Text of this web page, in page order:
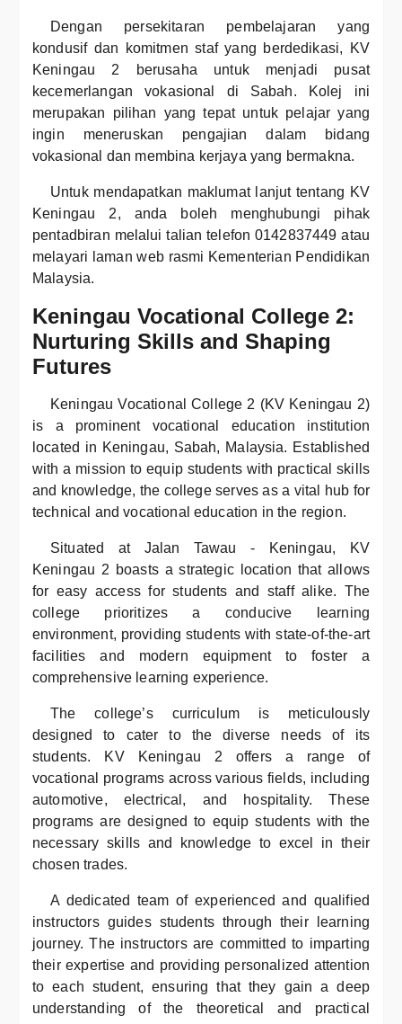
Dengan persekitaran pembelajaran yang
kondusif dan komitmen staf yang berdedikasi, KV
Keningau 2 berusaha untuk menjadi pusat
kecemerlangan vokasional di Sabah. Kolej ini
merupakan pilihan yang tepat untuk pelajar yang
ingin meneruskan pengajian dalam bidang
vokasional dan membina kerjaya yang bermakna.
Untuk mendapatkan maklumat lanjut tentang KV
Keningau 2, anda boleh menghubungi pihak
pentadbiran melalui talian telefon 0142837449 atau
melayari laman web rasmi Kementerian Pendidikan
Malaysia.
Keningau Vocational College 2:
Nurturing Skills and Shaping
Futures
Keningau Vocational College 2 (KV Keningau 2)
is a prominent vocational education institution
located in Keningau, Sabah, Malaysia. Established
with a mission to equip students with practical skills
and knowledge, the college serves as a vital hub for
technical and vocational education in the region.
Situated at Jalan Tawau - Keningau, KV
Keningau 2 boasts a strategic location that allows
for easy access for students and staff alike. The
college prioritizes a conducive learning
environment, providing students with state-of-the-art
facilities and modern equipment to foster a
comprehensive learning experience.
The college’s curriculum is meticulously
designed to cater to the diverse needs of its
students. KV Keningau 2 offers a range of
vocational programs across various fields, including
automotive, electrical, and hospitality. These
programs are designed to equip students with the
necessary skills and knowledge to excel in their
chosen trades.
A dedicated team of experienced and qualified
instructors guides students through their learning
journey. The instructors are committed to imparting
their expertise and providing personalized attention
to each student, ensuring that they gain a deep
understanding of the theoretical and practical